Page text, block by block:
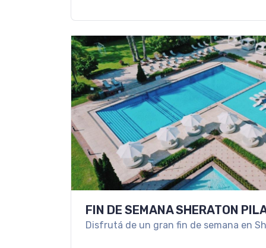
FIN DE SEMANA SHERATON
Disfrutá de un gran fin de semana en